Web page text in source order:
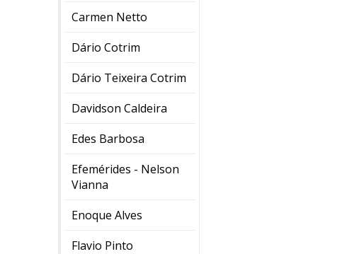
Carmen Netto
Dário Cotrim
Dário Teixeira Cotrim
Davidson Caldeira
Edes Barbosa
Efemérides - Nelson
Vianna
Enoque Alves
Flavio Pinto